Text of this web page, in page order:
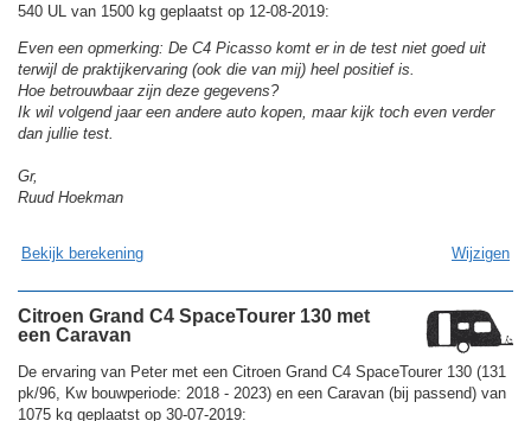
540 UL van 1500 kg geplaatst op 12-08-2019:
Even een opmerking: De C4 Picasso komt er in de test niet goed uit
terwijl de praktijkervaring (ook die van mij) heel positief is.
Hoe betrouwbaar zijn deze gegevens?
Ik wil volgend jaar een andere auto kopen, maar kijk toch even verder
dan jullie test.
Gr,
Ruud Hoekman
Bekijk berekening Wijzigen
Citroen Grand C4 SpaceTourer 130 met
een Caravan
De ervaring van Peter met een Citroen Grand C4 SpaceTourer 130 (131
pk/96, Kw bouwperiode: 2018 - 2023) en een Caravan (bij passend) van
1075 kg geplaatst op 30-07-2019: